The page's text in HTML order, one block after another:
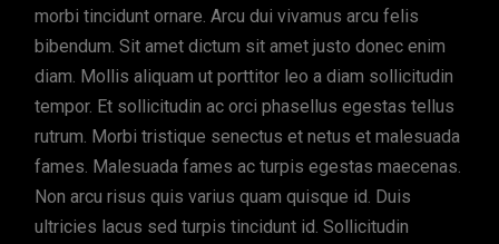
morbi tincidunt ornare. Arcu dui vivamus arcu felis
bibendum. Sit amet dictum sit amet justo donec enim
diam. Mollis aliquam ut porttitor leo a diam sollicitudin
tempor. Et sollicitudin ac orci phasellus egestas tellus
rutrum. Morbi tristique senectus et netus et malesuada
fames. Malesuada fames ac turpis egestas maecenas.
Non arcu risus quis varius quam quisque id. Duis
ultricies lacus sed turpis tincidunt id. Sollicitudin